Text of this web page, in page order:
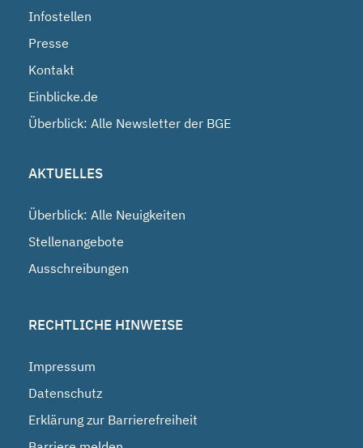
Infostellen
Presse
Kontakt
Einblicke.de
Überblick: Alle Newsletter der BGE
AKTUELLES
Überblick: Alle Neuigkeiten
Stellenangebote
Ausschreibungen
RECHTLICHE HINWEISE
Impressum
Datenschutz
Erklärung zur Barrierefreiheit